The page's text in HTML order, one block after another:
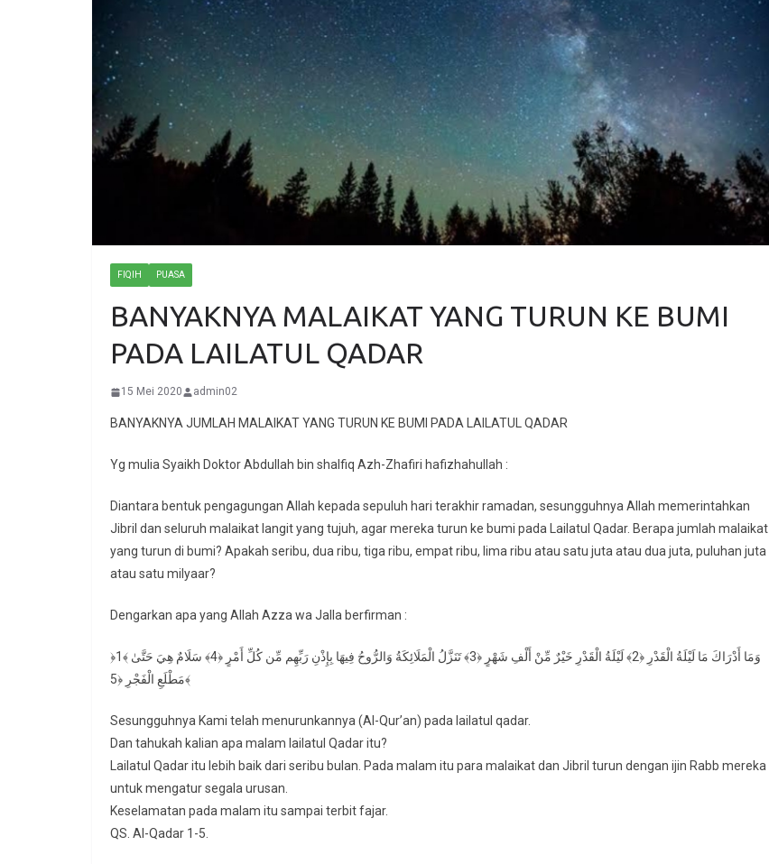
FIQIH PUASA
BANYAKNYA MALAIKAT YANG TURUN KE BUMI
PADA LAILATUL QADAR
15 Mei 2020 admin02
BANYAKNYA JUMLAH MALAIKAT YANG TURUN KE BUMI PADA LAILATUL QADAR
Yg mulia Syaikh Doktor Abdullah bin shalfiq Azh-Zhafiri hafizhahullah :
Diantara bentuk pengagungan Allah kepada sepuluh hari terakhir ramadan, sesungguhnya Allah memerintahkan
Jibril dan seluruh malaikat langit yang tujuh, agar mereka turun ke bumi pada Lailatul Qadar. Berapa jumlah malaikat
yang turun di bumi? Apakah seribu, dua ribu, tiga ribu, empat ribu, lima ribu atau satu juta atau dua juta, puluhan juta
atau satu milyaar?
Dengarkan apa yang Allah Azza wa Jalla berfirman :
﴿1﴾ وَمَا أَدْرَاكَ مَا لَيْلَةُ الْقَدْرِ ﴿2﴾ لَيْلَةُ الْقَدْرِ خَيْرٌ مِّنْ أَلْفِ شَهْرٍ ﴿3﴾ تَنَزَّلُ الْمَلَائِكَةُ وَالرُّوحُ فِيهَا بِإِذْنِ رَبِّهِم مِّن كُلِّ أَمْرٍ ﴿4﴾ سَلَامٌ هِيَ حَتَّىٰ
مَطْلَعِ الْفَجْرِ ﴿5﴾
Sesungguhnya Kami telah menurunkannya (Al-Qur’an) pada lailatul qadar.
Dan tahukah kalian apa malam lailatul Qadar itu?
Lailatul Qadar itu lebih baik dari seribu bulan. Pada malam itu para malaikat dan Jibril turun dengan ijin Rabb mereka
untuk mengatur segala urusan.
Keselamatan pada malam itu sampai terbit fajar.
QS. Al-Qadar 1-5.